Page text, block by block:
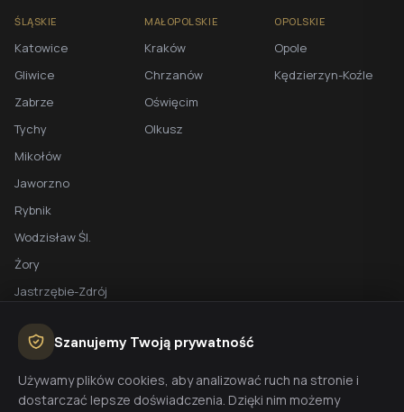
ŚLĄSKIE
Katowice
Gliwice
Zabrze
Tychy
Mikołów
Jaworzno
Rybnik
Wodzisław Śl.
Żory
Jastrzębie-Zdrój
MAŁOPOLSKIE
Kraków
Chrzanów
Oświęcim
Olkusz
OPOLSKIE
Opole
Kędzierzyn-Koźle
BEZPŁATNA WYCENA
Planujesz budowę domu? Skontaktuj się z nami - przygotujemy
Szanujemy Twoją prywatność
Używamy plików cookies, aby analizować ruch na stronie i
dostarczać lepsze doświadczenia. Dzięki nim możemy